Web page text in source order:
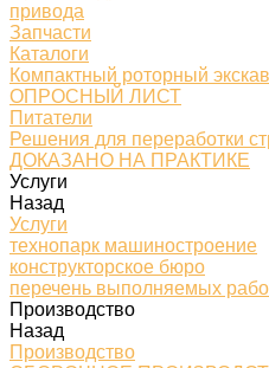
привода
Запчасти
Каталоги
Компактный роторный
ОПРОСНЫЙ ЛИСТ
Питатели
Решения для переработки
ДОКАЗАНО НА ПРАКТИКЕ
Услуги
Назад
Услуги
технопарк машиностроение
конструкторское бюро
перечень выполняемых
Производство
Назад
Производство